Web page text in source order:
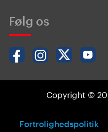
Følg os
Copyright ©
Fortrolighedspolitik